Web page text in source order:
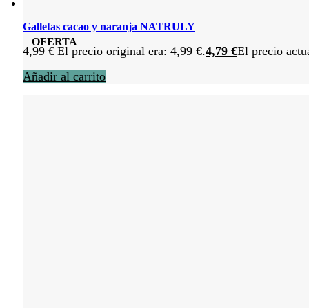
OFERTA
Galletas cacao y naranja NATRULY
4,99€ El precio original era: 4,99 €.4,79 €El precio
Añadir al carrito